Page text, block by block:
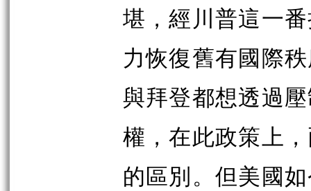
堪，經川普這一
力恢復舊有國際
與拜登都想透過
權，在此政策上
的區別。但美國